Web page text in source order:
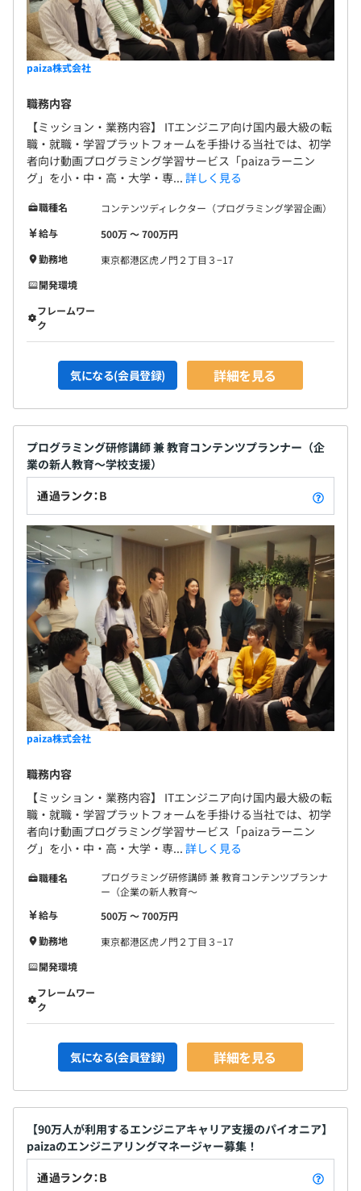
paiza株式会社
職務内容
【ミッション・業務内容】 ITエンジニア向け国内最大級の転
職・就職・学習プラットフォームを手掛ける当社では、初学
者向け動画プログラミング学習サービス「paizaラーニン
グ」を小・中・高・大学・専... 詳しく見る
職種名
コンテンツディレクター（プログラミング学習企画）
給与
500万 〜 700万円
勤務地
東京都港区虎ノ門２丁目３−17
開発環境
フレームワー
ク
気になる(会員登録) 詳細を見る
プログラミング研修講師 兼 教育コンテンツプランナー（企
業の新人教育〜学校支援）
通過ランク：B
paiza株式会社
職務内容
【ミッション・業務内容】 ITエンジニア向け国内最大級の転
職・就職・学習プラットフォームを手掛ける当社では、初学
者向け動画プログラミング学習サービス「paizaラーニン
グ」を小・中・高・大学・専... 詳しく見る
職種名
プログラミング研修講師 兼 教育コンテンツプランナ
ー（企業の新人教育〜
給与
500万 〜 700万円
勤務地
東京都港区虎ノ門２丁目３−17
開発環境
フレームワー
ク
気になる(会員登録) 詳細を見る
【90万人が利用するエンジニアキャリア支援のパイオニア】
paizaのエンジニアリングマネージャー募集！
通過ランク：B